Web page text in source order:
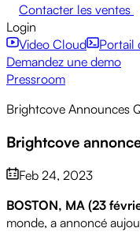
Contacter les ventes
Login
Video Cloud
Portail
Demandez une demo
Pressroom
Brightcove Announces
Brightcove
Feb 24, 2023
BOSTON, MA (23
monde, a annoncé